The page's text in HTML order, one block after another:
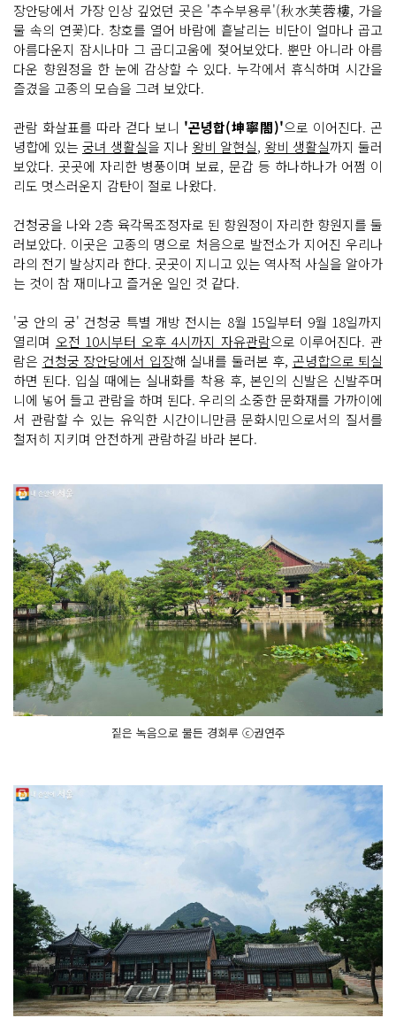
장안당에서 가장 인상 깊었던 곳은 '추수부용루'(秋水芙蓉樓, 가을
물 속의 연꽃)다. 창호를 열어 바람에 흩날리는 비단이 얼마나 곱고
아름다운지 잠시나마 그 곱디고움에 젖어보았다. 뿐만 아니라 아름
다운 향원정을 한 눈에 감상할 수 있다. 누각에서 휴식하며 시간을
즐겼을 고종의 모습을 그려 보았다.
관람 화살표를 따라 걷다 보니 '곤녕합(坤寧閤)'으로 이어진다. 곤
녕합에 있는 궁녀 생활실을 지나 왕비 알현실, 왕비 생활실까지 둘러
보았다. 곳곳에 자리한 병풍이며 보료, 문갑 등 하나하나가 어쩜 이
리도 멋스러운지 감탄이 절로 나왔다.
건청궁을 나와 2층 육각목조정자로 된 향원정이 자리한 향원지를 둘
러보았다. 이곳은 고종의 명으로 처음으로 발전소가 지어진 우리나
라의 전기 발상지라 한다. 곳곳이 지니고 있는 역사적 사실을 알아가
는 것이 참 재미나고 즐거운 일인 것 같다.
'궁 안의 궁' 건청궁 특별 개방 전시는 8월 15일부터 9월 18일까지
열리며 오전 10시부터 오후 4시까지 자유관람으로 이루어진다. 관
람은 건청궁 장안당에서 입장해 실내를 둘러본 후, 곤녕합으로 퇴실
하면 된다. 입실 때에는 실내화를 착용 후, 본인의 신발은 신발주머
니에 넣어 들고 관람을 하며 된다. 우리의 소중한 문화재를 가까이에
서 관람할 수 있는 유익한 시간이니만큼 문화시민으로서의 질서를
철저히 지키며 안전하게 관람하길 바라 본다.
짙은 녹음으로 물든 경회루 ⓒ권연주